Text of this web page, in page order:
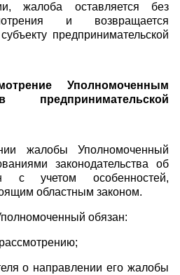
жалоба оставляется без
и возвращается
предпринимательской
Уполномоченным
предпринимательской
жалобы Уполномоченный
законодательства об
с учетом особенностей,
областным законом.
обязан:
о направлении его жалобы